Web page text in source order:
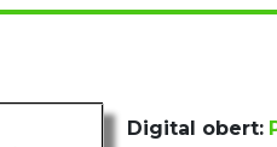
Digital obert: